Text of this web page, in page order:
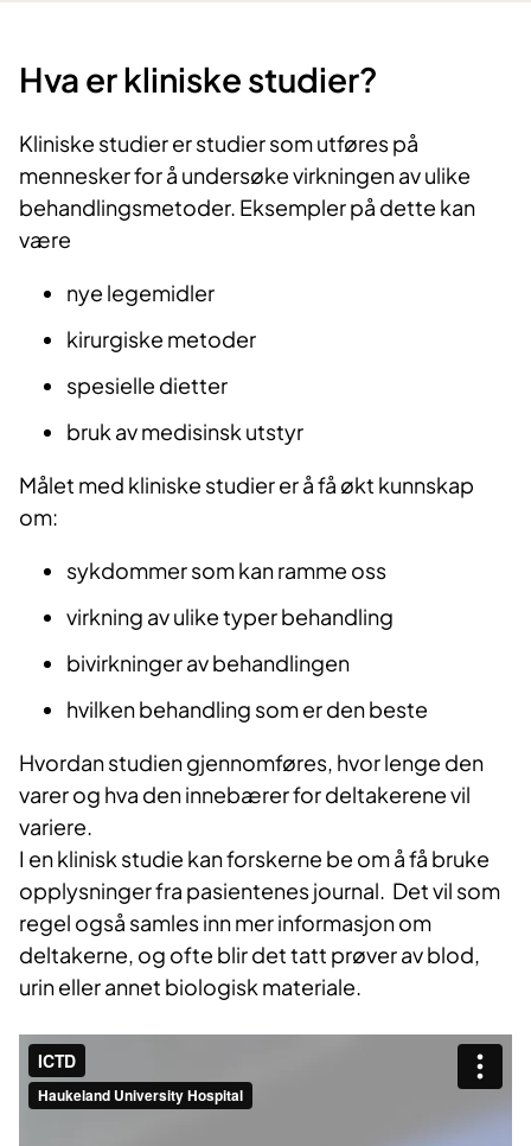
Hva er kliniske studier?
Kliniske studier er studier som utføres på
mennesker for å undersøke virkningen av ulike
behandlingsmetoder. Eksempler på dette kan
være
nye legemidler
kirurgiske metoder
spesielle dietter
bruk av medisinsk utstyr
Målet med kliniske studier er å få økt kunnskap
om:
sykdommer som kan ramme oss
virkning av ulike typer behandling
bivirkninger av behandlingen
hvilken behandling som er den beste
Hvordan studien gjennomføres, hvor lenge den
varer og hva den innebærer for deltakerene vil
variere.
I en klinisk studie kan forskerne be om å få bruke
opplysninger fra pasientenes journal. Det vil som
regel også samles inn mer informasjon om
deltakerne, og ofte blir det tatt prøver av blod,
urin eller annet biologisk materiale.